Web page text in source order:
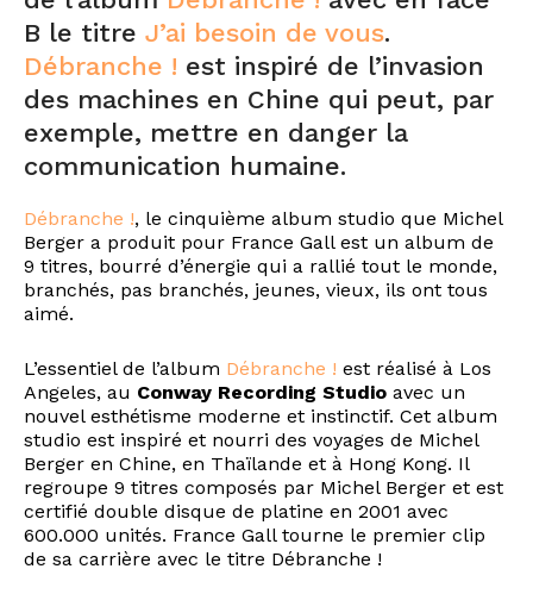
B le titre J’ai besoin de vous.
Débranche ! est inspiré de l’invasion
des machines en Chine qui peut, par
exemple, mettre en danger la
communication humaine.
Débranche !, le cinquième album studio que Michel
Berger a produit pour France Gall est un album de
9 titres, bourré d’énergie qui a rallié tout le monde,
branchés, pas branchés, jeunes, vieux, ils ont tous
aimé.
L’essentiel de l’album Débranche ! est réalisé à Los
Angeles, au Conway Recording Studio avec un
nouvel esthétisme moderne et instinctif. Cet album
studio est inspiré et nourri des voyages de Michel
Berger en Chine, en Thaïlande et à Hong Kong. Il
regroupe 9 titres composés par Michel Berger et est
certifié double disque de platine en 2001 avec
600.000 unités. France Gall tourne le premier clip
de sa carrière avec le titre Débranche !